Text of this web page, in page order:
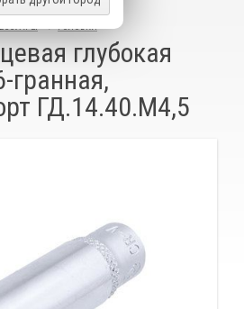
ИНСТРУМЕНТ
глубокая
ГД.14.40.М4,5